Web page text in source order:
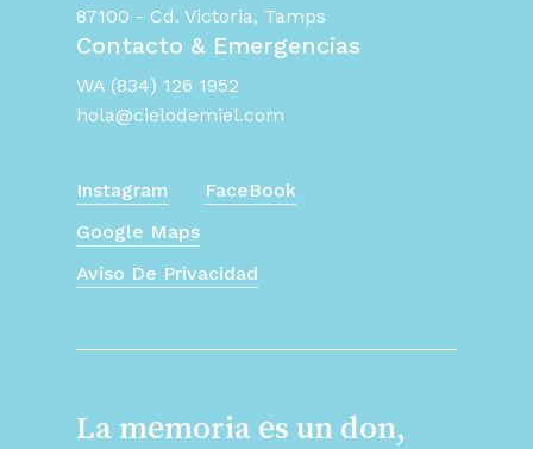
87100 - Cd. Victoria, Tamps
Contacto & Emergencias
WA (834) 126 1952
hola@cielodemiel.com
Instagram
FaceBook
Google Maps
Aviso De Privacidad
La memoria es un don,